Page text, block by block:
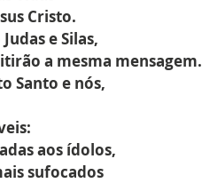
Cristo.
e Silas,
a mesma mensagem.
Santo e nós,
aos ídolos,
sufocados